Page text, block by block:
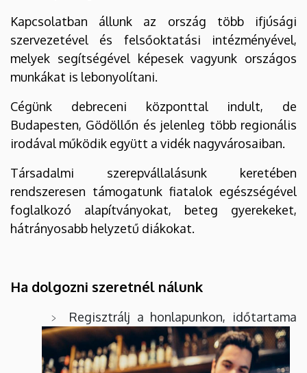
Kapcsolatban állunk az ország több ifjúsági
szervezetével és felsőoktatási intézményével,
melyek segítségével képesek vagyunk országos
munkákat is lebonyolítani.
Cégünk debreceni központtal indult, de
Budapesten, Gödöllőn és jelenleg több regionális
irodával működik együtt a vidék nagyvárosaiban.
Társadalmi szerepvállalásunk keretében
rendszeresen támogatunk fiatalok egészségével
foglalkozó alapítványokat, beteg gyerekeket,
hátrányosabb helyzetű diákokat.
Ha dolgozni szeretnél nálunk
Regisztrálj a honlapunkon, időtartama